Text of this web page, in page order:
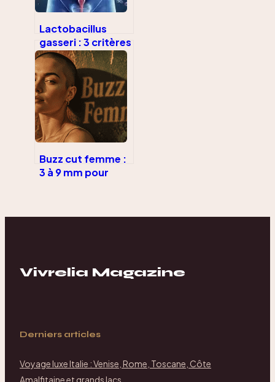
Lactobacillus
gasseri : 3 critères
techniques pour
choisir votre
probiotique
efficace
Buzz cut femme :
3 à 9 mm pour
Vivrelia Magazine
Derniers articles
Voyage luxe Italie : Venise, Rome, Toscane, Côte
Amalfitaine et grands lacs